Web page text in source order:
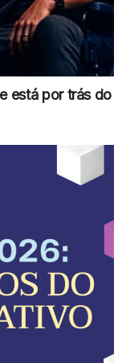
está por trás do